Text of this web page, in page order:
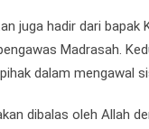
juga hadir dari
Madrasah.
dalam mengawal
dibalas oleh Allah